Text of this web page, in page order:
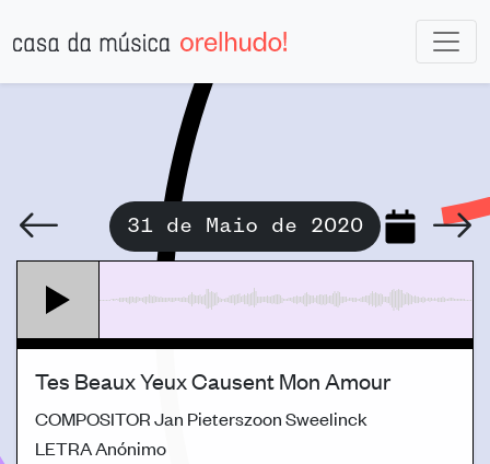
31 de Maio de 2020
Tes Beaux Yeux Causent Mon Amour
COMPOSITORJan Pieterszoon Sweelinck
LETRAAnónimo